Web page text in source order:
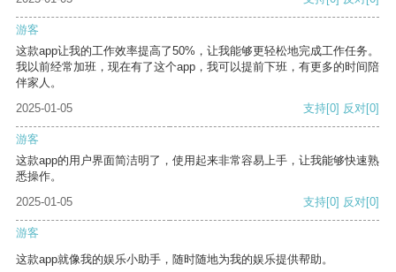
游客
这款app让我的工作效率提高了50%，让我能够更轻松地完成工作任务。
我以前经常加班，现在有了这个app，我可以提前下班，有更多的时间陪
伴家人。
2025-01-05
支持[0] 反对[0]
游客
这款app的用户界面简洁明了，使用起来非常容易上手，让我能够快速熟
悉操作。
2025-01-05
支持[0] 反对[0]
游客
这款app就像我的娱乐小助手，随时随地为我的娱乐提供帮助。